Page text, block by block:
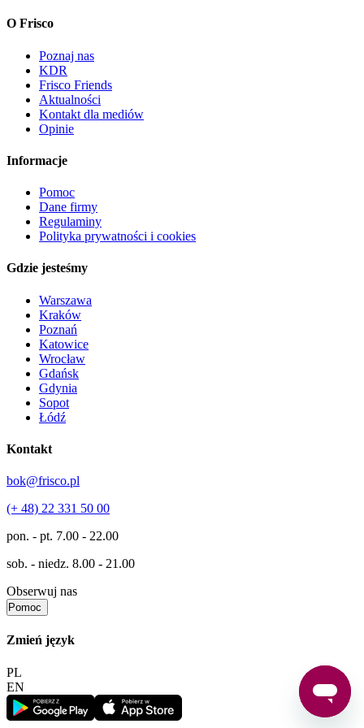
O Frisco
Poznaj nas
KDR
Frisco Friends
Aktualności
Kontakt dla mediów
Opinie
Informacje
Pomoc
Dane firmy
Regulaminy
Polityka prywatności i cookies
Gdzie jesteśmy
Warszawa
Kraków
Poznań
Katowice
Wrocław
Gdańsk
Gdynia
Sopot
Łódź
Kontakt
bok@frisco.pl
(+ 48) 22 331 50 00
pon. - pt. 7.00 - 22.00
sob. - niedz. 8.00 - 21.00
Obserwuj nas
Pomoc
Zmień język
PL
EN